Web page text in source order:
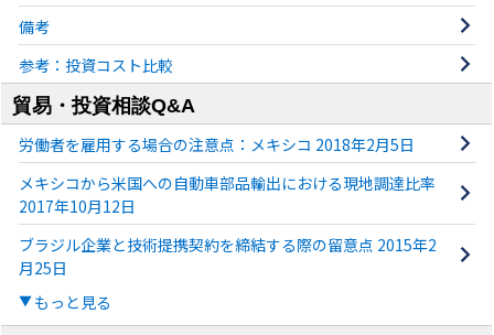
備考
参考：投資コスト比較
貿易・投資相談Q&A
労働者を雇用する場合の注意点：メキシコ 2018年2月5日
メキシコから米国への自動車部品輸出における現地調達比率
2017年10月12日
ブラジル企業と技術提携契約を締結する際の留意点 2015年2
月25日
もっと見る